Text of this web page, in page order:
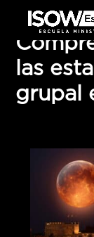
las
grupal